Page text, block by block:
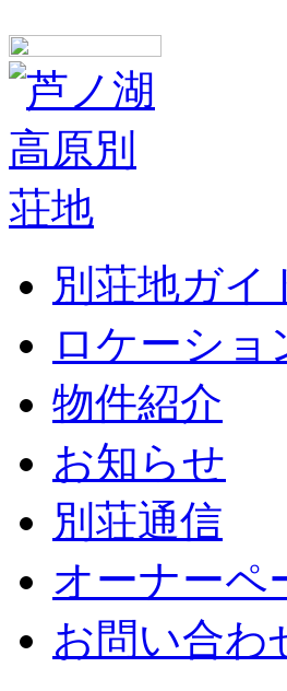
別荘地ガイ
ロケーショ
物件紹介
お知らせ
別荘通信
オーナーペ
お問い合わ